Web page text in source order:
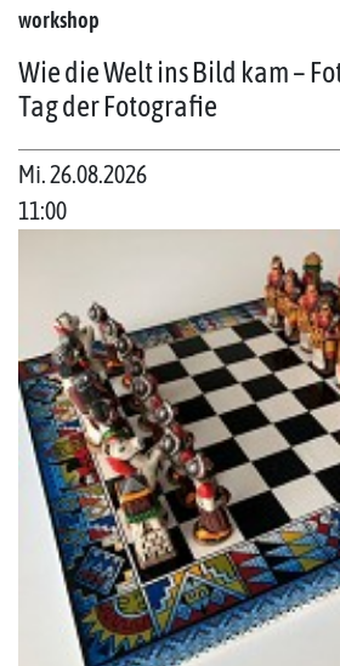
workshop
Wie die Welt ins Bild kam –
Tag der Fotografie
Mi. 26.08.2026
11:00